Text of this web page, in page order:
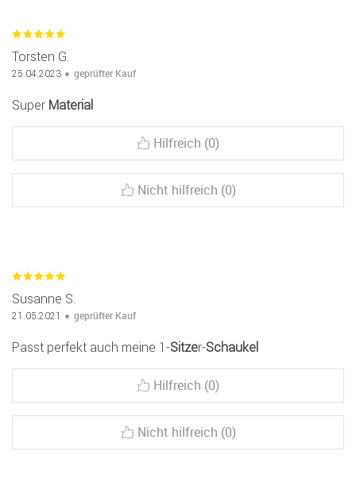
Torsten G.
25.04.2023 geprüfter Kauf
Super Material
Hilfreich (0)
Nicht hilfreich (0)
Susanne S.
21.05.2021 geprüfter Kauf
Passt perfekt auch meine 1-Sitzer-Schaukel
Hilfreich (0)
Nicht hilfreich (0)